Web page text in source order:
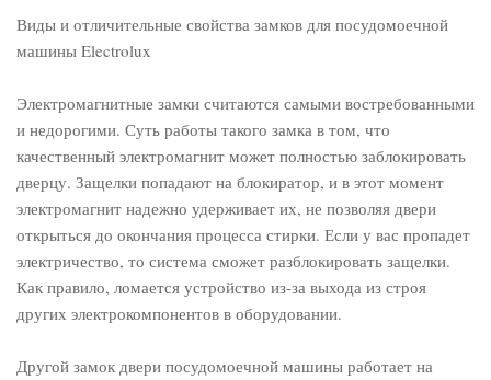
Виды и отличительные свойства замков для посудомоечной
машины Electrolux
Электромагнитные замки считаются самыми востребованными
и недорогими. Суть работы такого замка в том, что
качественный электромагнит может полностью заблокировать
дверцу. Защелки попадают на блокиратор, и в этот момент
электромагнит надежно удерживает их, не позволяя двери
открыться до окончания процесса стирки. Если у вас пропадет
электричество, то система сможет разблокировать защелки.
Как правило, ломается устройство из-за выхода из строя
других электрокомпонентов в оборудовании.
Другой замок двери посудомоечной машины работает на